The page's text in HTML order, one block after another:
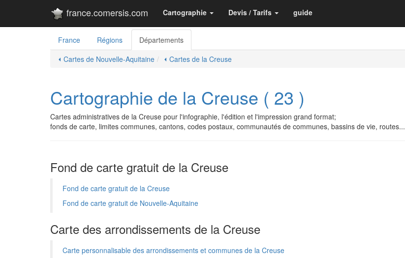
france.comersis.com Cartographie Devis / Tarifs guide
France Régions
Départements
⏴ Cartes de Nouvelle-Aquitaine
⏴ Cartes de la Creuse
Cartographie de la Creuse ( 23 )
Cartes administratives de la Creuse pour l'infographie, l'édition et l'impression grand format;
fonds de carte, limites communes, cantons, codes postaux, communautés de communes, bassins de vie, routes...
Fond de carte gratuit de la Creuse
Fond de carte gratuit de la Creuse
Fond de carte gratuit de Nouvelle-Aquitaine
Carte des arrondissements de la Creuse
Carte personnalisable des arrondissements et communes de la Creuse